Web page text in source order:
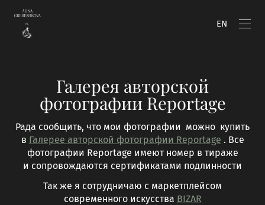
EN
Галерея авторской
фотографии Reportagе
Рада сообщить, что мои фотографии можно купить
в Галерее авторской фотографии Reportage . Все
фотографии Reportage имеют номер в тираже
и сопровождаются сертификатами подлинности
Так же я сотрудничаю с маркетплейсом
современного искусства BIZAR